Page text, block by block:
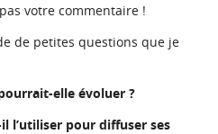
votre commentaire !
de petites questions que je
elle évoluer ?
l’utiliser pour diffuser ses